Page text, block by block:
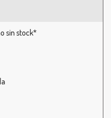
sin stock*